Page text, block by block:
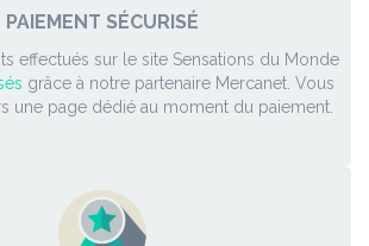
PAIEMENT SÉCURISÉ
effectués sur le site Sensations du Monde
grâce à notre partenaire Mercanet. Vous
une page dédié au moment du paiement.